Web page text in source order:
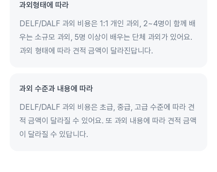
과외형태에 따라
DELF/DALF 과외 비용은 1:1 개인 과외, 2~4명이 함께 배
우는 소규모 과외, 5명 이상이 배우는 단체 과외가 있어요.
과외 형태에 따라 견적 금액이 달라진답니다.
과외 수준과 내용에 따라
DELF/DALF 과외 비용은 초급, 중급, 고급 수준에 따라 견
적 금액이 달라질 수 있어요. 또 과외 내용에 따라 견적 금액
이 달라질 수 있답니다.